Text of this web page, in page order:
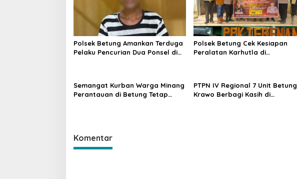
i
p
o
s
Polsek Betung Amankan Terduga
Pelaku Pencurian Dua Ponsel di
Polsek Betung Cek Kesiapan
Peralatan Karhutla di
Semangat Kurban Warga Minang
Perantauan di Betung Tetap
PTPN IV Regional 7 Unit Betung
Krawo Berbagi Kasih di
Komentar